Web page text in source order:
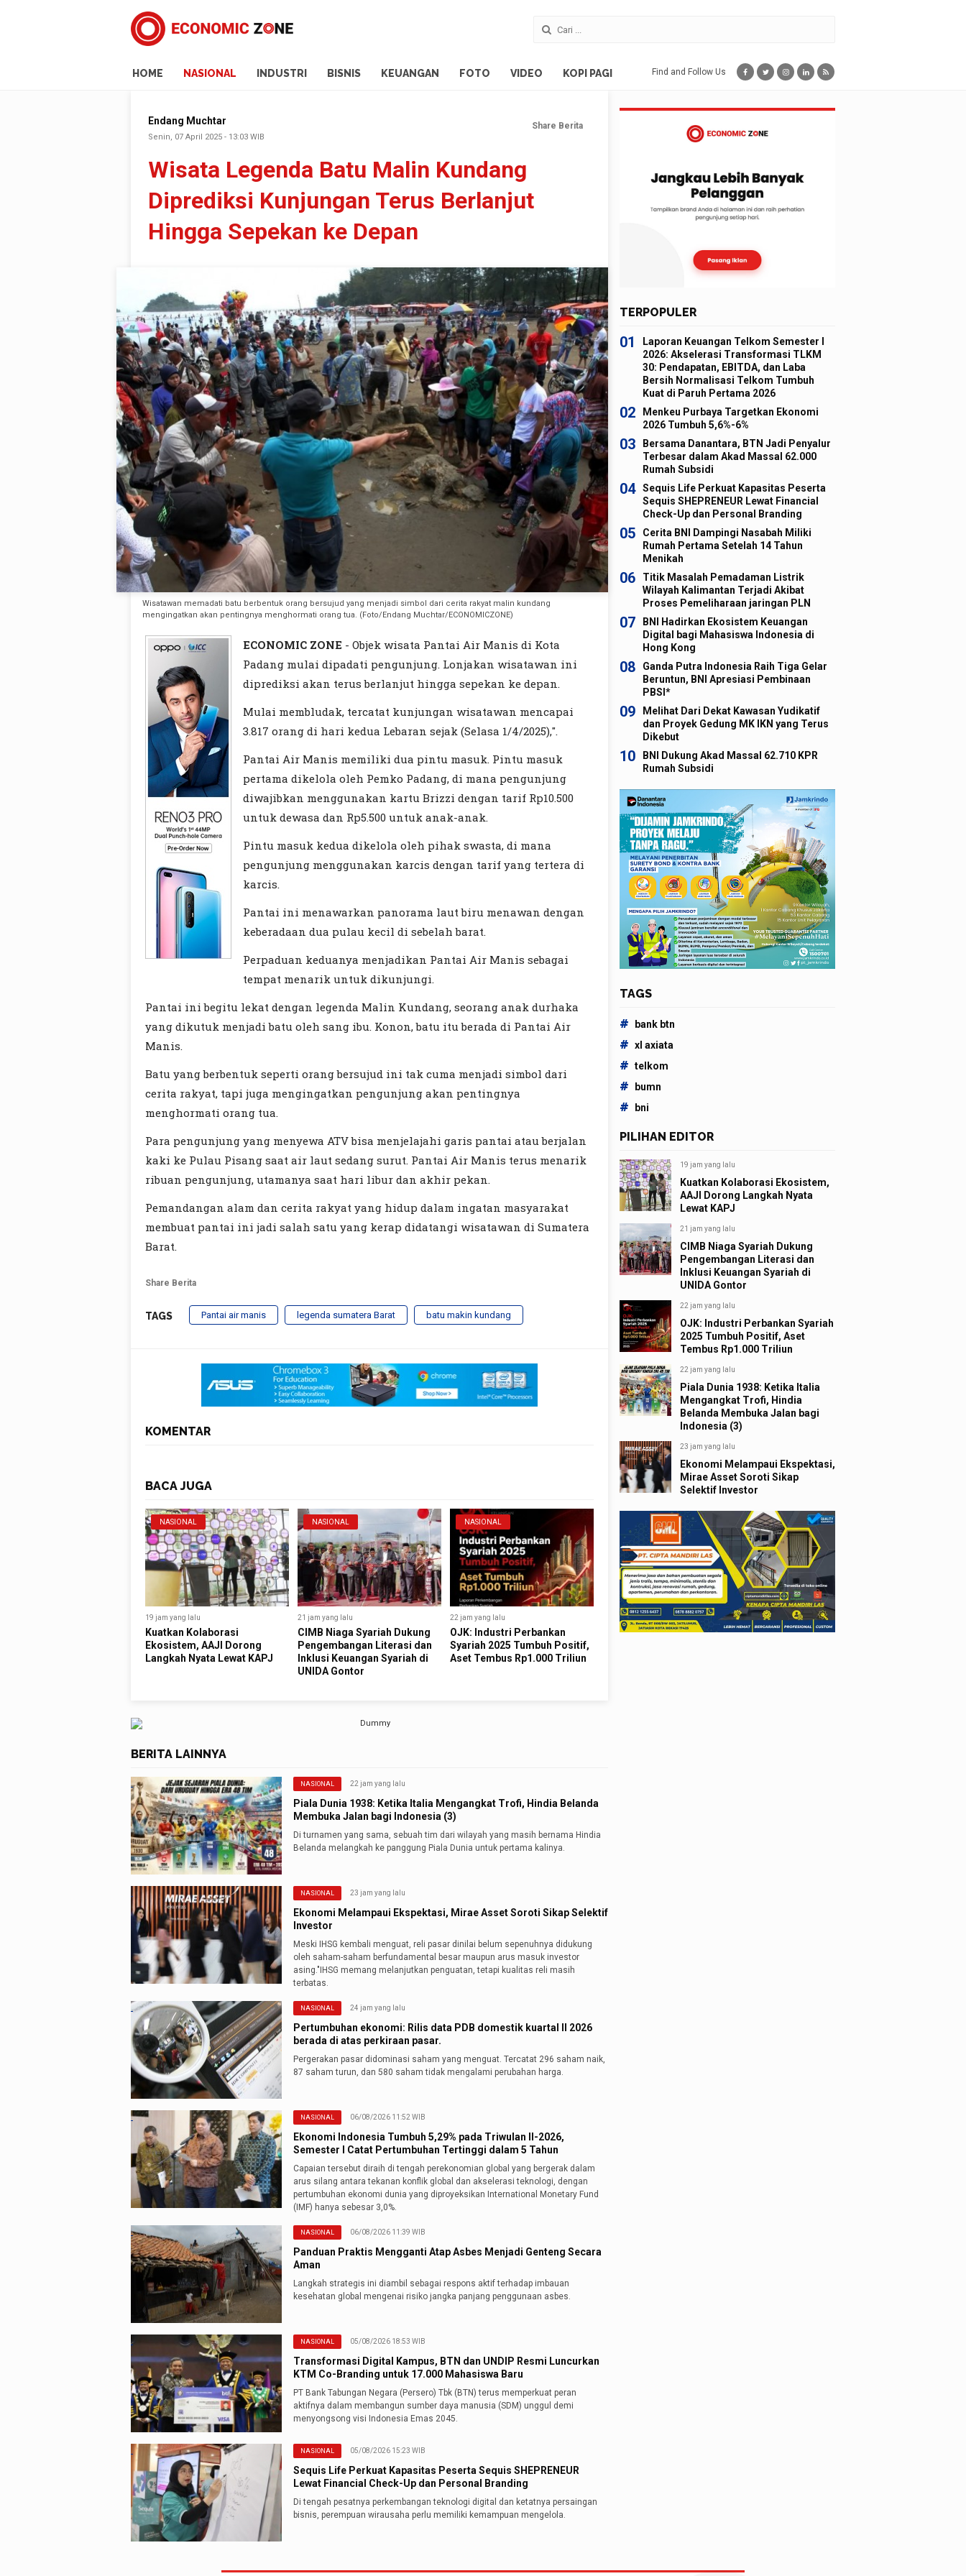
HOME NASIONAL INDUSTRI BISNIS KEUANGAN FOTO VIDEO KOPI PAGI Find and Follow Us
Endang Muchtar
Senin, 07 April 2025 - 13:03 WIB
Share Berita
Wisata Legenda Batu Malin Kundang
Diprediksi Kunjungan Terus Berlanjut
Hingga Sepekan ke Depan
Wisatawan memadati batu berbentuk orang bersujud yang menjadi simbol dari cerita rakyat malin kundang
mengingatkan akan pentingnya menghormati orang tua. (Foto/Endang Muchtar/ECONOMICZONE)
ECONOMIC ZONE - Objek wisata Pantai Air Manis di Kota
Padang mulai dipadati pengunjung. Lonjakan wisatawan ini
diprediksi akan terus berlanjut hingga sepekan ke depan.
Mulai membludak, tercatat kunjungan wisatawan mencapai
3.817 orang di hari kedua Lebaran sejak (Selasa 1/4/2025),".
Pantai Air Manis memiliki dua pintu masuk. Pintu masuk
pertama dikelola oleh Pemko Padang, di mana pengunjung
diwajibkan menggunakan kartu Brizzi dengan tarif Rp10.500
untuk dewasa dan Rp5.500 untuk anak-anak.
Pintu masuk kedua dikelola oleh pihak swasta, di mana
pengunjung menggunakan karcis dengan tarif yang tertera di
karcis.
Pantai ini menawarkan panorama laut biru menawan dengan
keberadaan dua pulau kecil di sebelah barat.
Perpaduan keduanya menjadikan Pantai Air Manis sebagai
tempat menarik untuk dikunjungi.
Pantai ini begitu lekat dengan legenda Malin Kundang, seorang anak durhaka
yang dikutuk menjadi batu oleh sang ibu. Konon, batu itu berada di Pantai Air
Manis.
Batu yang berbentuk seperti orang bersujud ini tak cuma menjadi simbol dari
cerita rakyat, tapi juga mengingatkan pengunjung akan pentingnya
menghormati orang tua.
Para pengunjung yang menyewa ATV bisa menjelajahi garis pantai atau berjalan
kaki ke Pulau Pisang saat air laut sedang surut. Pantai Air Manis terus menarik
ribuan pengunjung, utamanya saat hari libur dan akhir pekan.
Pemandangan alam dan cerita rakyat yang hidup dalam ingatan masyarakat
membuat pantai ini jadi salah satu yang kerap didatangi wisatawan di Sumatera
Barat.
Share Berita
TAGS Pantai air manis legenda sumatera Barat batu makin kundang
KOMENTAR
BACA JUGA
NASIONAL
19 jam yang lalu
Kuatkan Kolaborasi
Ekosistem, AAJI Dorong
Langkah Nyata Lewat KAPJ
NASIONAL
21 jam yang lalu
CIMB Niaga Syariah Dukung
Pengembangan Literasi dan
Inklusi Keuangan Syariah di
UNIDA Gontor
NASIONAL
22 jam yang lalu
OJK: Industri Perbankan
Syariah 2025 Tumbuh Positif,
Aset Tembus Rp1.000 Triliun
BERITA LAINNYA
NASIONAL 22 jam yang lalu
Piala Dunia 1938: Ketika Italia Mengangkat Trofi, Hindia Belanda
Membuka Jalan bagi Indonesia (3)
Di turnamen yang sama, sebuah tim dari wilayah yang masih bernama Hindia
Belanda melangkah ke panggung Piala Dunia untuk pertama kalinya.
NASIONAL 23 jam yang lalu
Ekonomi Melampaui Ekspektasi, Mirae Asset Soroti Sikap Selektif
Investor
Meski IHSG kembali menguat, reli pasar dinilai belum sepenuhnya didukung
oleh saham-saham berfundamental besar maupun arus masuk investor
asing."IHSG memang melanjutkan penguatan, tetapi kualitas reli masih
terbatas.
NASIONAL 24 jam yang lalu
Pertumbuhan ekonomi: Rilis data PDB domestik kuartal II 2026
berada di atas perkiraan pasar.
Pergerakan pasar didominasi saham yang menguat. Tercatat 296 saham naik,
87 saham turun, dan 580 saham tidak mengalami perubahan harga.
NASIONAL 06/08/2026 11:52 WIB
Ekonomi Indonesia Tumbuh 5,29% pada Triwulan II-2026,
Semester I Catat Pertumbuhan Tertinggi dalam 5 Tahun
Capaian tersebut diraih di tengah perekonomian global yang bergerak dalam
arus silang antara tekanan konflik global dan akselerasi teknologi, dengan
pertumbuhan ekonomi dunia yang diproyeksikan International Monetary Fund
(IMF) hanya sebesar 3,0%.
NASIONAL 06/08/2026 11:39 WIB
Panduan Praktis Mengganti Atap Asbes Menjadi Genteng Secara
Aman
Langkah strategis ini diambil sebagai respons aktif terhadap imbauan
kesehatan global mengenai risiko jangka panjang penggunaan asbes.
NASIONAL 05/08/2026 18:53 WIB
Transformasi Digital Kampus, BTN dan UNDIP Resmi Luncurkan
KTM Co-Branding untuk 17.000 Mahasiswa Baru
PT Bank Tabungan Negara (Persero) Tbk (BTN) terus memperkuat peran
aktifnya dalam membangun sumber daya manusia (SDM) unggul demi
menyongsong visi Indonesia Emas 2045.
NASIONAL 05/08/2026 15:23 WIB
Sequis Life Perkuat Kapasitas Peserta Sequis SHEPRENEUR
Lewat Financial Check-Up dan Personal Branding
Di tengah pesatnya perkembangan teknologi digital dan ketatnya persaingan
bisnis, perempuan wirausaha perlu memiliki kemampuan mengelola.
TERPOPULER
01
Laporan Keuangan Telkom Semester I
2026: Akselerasi Transformasi TLKM
30: Pendapatan, EBITDA, dan Laba
Bersih Normalisasi Telkom Tumbuh
Kuat di Paruh Pertama 2026
02
Menkeu Purbaya Targetkan Ekonomi
2026 Tumbuh 5,6%-6%
03
Bersama Danantara, BTN Jadi Penyalur
Terbesar dalam Akad Massal 62.000
Rumah Subsidi
04
Sequis Life Perkuat Kapasitas Peserta
Sequis SHEPRENEUR Lewat Financial
Check-Up dan Personal Branding
05
Cerita BNI Dampingi Nasabah Miliki
Rumah Pertama Setelah 14 Tahun
Menikah
06
Titik Masalah Pemadaman Listrik
Wilayah Kalimantan Terjadi Akibat
Proses Pemeliharaan jaringan PLN
07
BNI Hadirkan Ekosistem Keuangan
Digital bagi Mahasiswa Indonesia di
Hong Kong
08
Ganda Putra Indonesia Raih Tiga Gelar
Beruntun, BNI Apresiasi Pembinaan
PBSI*
09
Melihat Dari Dekat Kawasan Yudikatif
dan Proyek Gedung MK IKN yang Terus
Dikebut
10
BNI Dukung Akad Massal 62.710 KPR
Rumah Subsidi
TAGS
# bank btn
# xl axiata
# telkom
# bumn
# bni
PILIHAN EDITOR
19 jam yang lalu
Kuatkan Kolaborasi Ekosistem,
AAJI Dorong Langkah Nyata
Lewat KAPJ
21 jam yang lalu
CIMB Niaga Syariah Dukung
Pengembangan Literasi dan
Inklusi Keuangan Syariah di
UNIDA Gontor
22 jam yang lalu
OJK: Industri Perbankan Syariah
2025 Tumbuh Positif, Aset
Tembus Rp1.000 Triliun
22 jam yang lalu
Piala Dunia 1938: Ketika Italia
Mengangkat Trofi, Hindia
Belanda Membuka Jalan bagi
Indonesia (3)
23 jam yang lalu
Ekonomi Melampaui Ekspektasi,
Mirae Asset Soroti Sikap
Selektif Investor